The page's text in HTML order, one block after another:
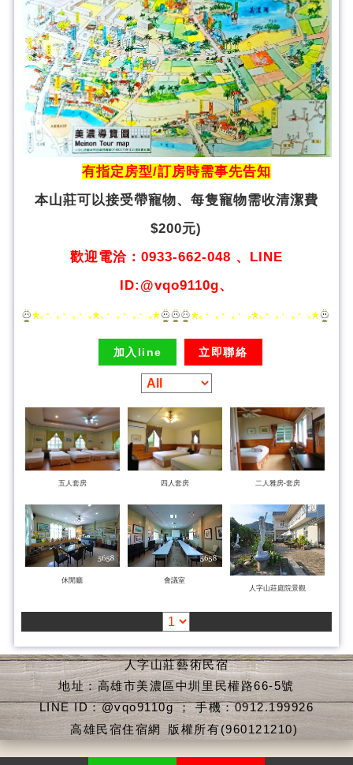
有指定房型/訂房時需事先告知
本山莊可以接受帶寵物、 每隻寵物需收清潔費
$200元)
歡迎電洽：0933-662-048 、LINE
ID:@vqo9110g、
加入line 立即聯絡
五人套房 四人套房 二人雅房-套房
休閒廳
會議室
人字山莊庭院景觀
人字山莊藝術民宿
地址：高雄市美濃區中圳里民權路66-5號
LINE ID：@vqo9110g ； 手機：0912.199926
高雄民宿住宿網 版權所有(960121210)